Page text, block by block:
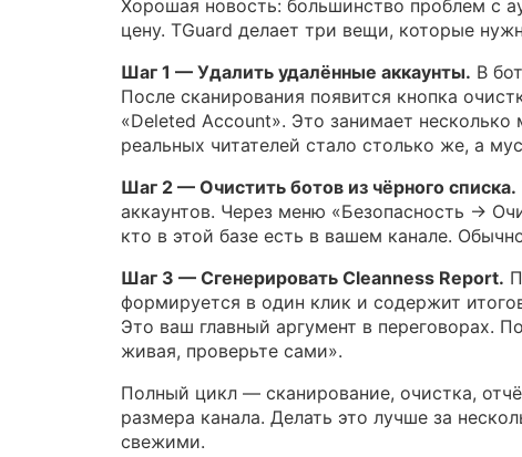
Хорошая новость: большинство проблем с
цену. TGuard делает три вещи, которые
Шаг 1 — Удалить удалённые аккаунты. В
После сканирования появится кнопка
«Deleted Account». Это занимает
реальных читателей стало столько же, а
Шаг 2 — Очистить ботов из чёрного списка.
аккаунтов. Через меню «Безопасность →
кто в этой базе есть в вашем канале.
Шаг 3 — Сгенерировать Cleanness Report.
формируется в один клик и содержит
Это ваш главный аргумент в переговорах.
живая, проверьте сами».
Полный цикл — сканирование, очистка,
размера канала. Делать это лучше за
свежими.